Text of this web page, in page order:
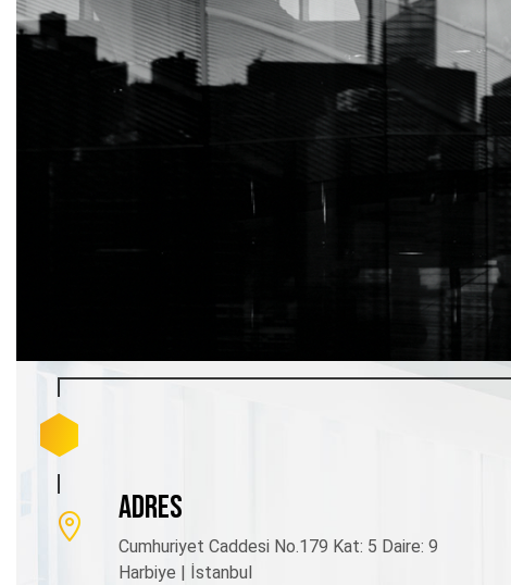
ADRES
Cumhuriyet Caddesi No.179 Kat: 5 Daire: 9
Harbiye | İstanbul